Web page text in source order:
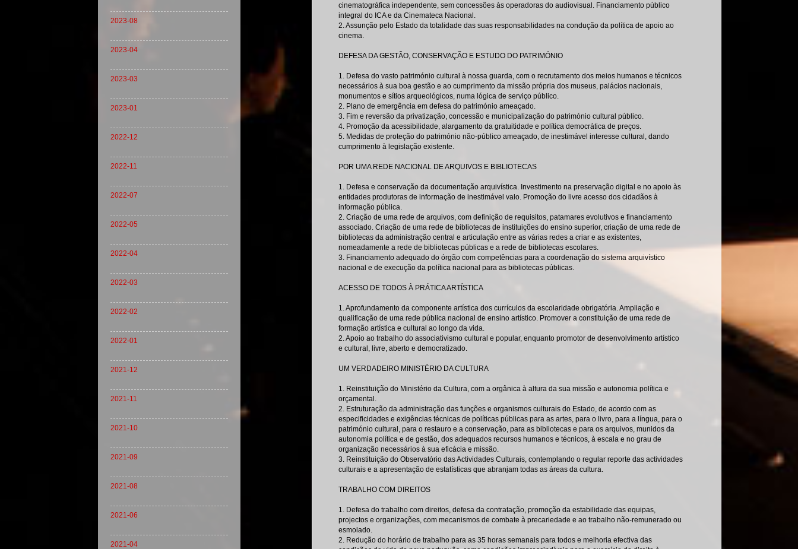
2023-08
2023-04
2023-03
2023-01
2022-12
2022-11
2022-07
2022-05
2022-04
2022-03
2022-02
2022-01
2021-12
2021-11
2021-10
2021-09
2021-08
2021-06
2021-04
cinematográfica independente, sem concessões às operadoras do audiovisual. Financiamento público
integral do ICA e da Cinemateca Nacional.
2. Assunção pelo Estado da totalidade das suas responsabilidades na condução da política de apoio ao
cinema.
DEFESA DA GESTÃO, CONSERVAÇÃO E ESTUDO DO PATRIMÓNIO
1. Defesa do vasto património cultural à nossa guarda, com o recrutamento dos meios humanos e técnicos
necessários à sua boa gestão e ao cumprimento da missão própria dos museus, palácios nacionais,
monumentos e sítios arqueológicos, numa lógica de serviço público.
2. Plano de emergência em defesa do património ameaçado.
3. Fim e reversão da privatização, concessão e municipalização do património cultural público.
4. Promoção da acessibilidade, alargamento da gratuitidade e política democrática de preços.
5. Medidas de proteção do património não-público ameaçado, de inestimável interesse cultural, dando
cumprimento à legislação existente.
POR UMA REDE NACIONAL DE ARQUIVOS E BIBLIOTECAS
1. Defesa e conservação da documentação arquivística. Investimento na preservação digital e no apoio às
entidades produtoras de informação de inestimável valo. Promoção do livre acesso dos cidadãos à
informação pública.
2. Criação de uma rede de arquivos, com definição de requisitos, patamares evolutivos e financiamento
associado. Criação de uma rede de bibliotecas de instituições do ensino superior, criação de uma rede de
bibliotecas da administração central e articulação entre as várias redes a criar e as existentes,
nomeadamente a rede de bibliotecas públicas e a rede de bibliotecas escolares.
3. Financiamento adequado do órgão com competências para a coordenação do sistema arquivístico
nacional e de execução da política nacional para as bibliotecas públicas.
ACESSO DE TODOS À PRÁTICA ARTÍSTICA
1. Aprofundamento da componente artística dos currículos da escolaridade obrigatória. Ampliação e
qualificação de uma rede pública nacional de ensino artístico. Promover a constituição de uma rede de
formação artística e cultural ao longo da vida.
2. Apoio ao trabalho do associativismo cultural e popular, enquanto promotor de desenvolvimento artístico
e cultural, livre, aberto e democratizado.
UM VERDADEIRO MINISTÉRIO DA CULTURA
1. Reinstituição do Ministério da Cultura, com a orgânica à altura da sua missão e autonomia política e
orçamental.
2. Estruturação da administração das funções e organismos culturais do Estado, de acordo com as
especificidades e exigências técnicas de políticas públicas para as artes, para o livro, para a língua, para o
património cultural, para o restauro e a conservação, para as bibliotecas e para os arquivos, munidos da
autonomia política e de gestão, dos adequados recursos humanos e técnicos, à escala e no grau de
organização necessários à sua eficácia e missão.
3. Reinstituição do Observatório das Actividades Culturais, contemplando o regular reporte das actividades
culturais e a apresentação de estatísticas que abranjam todas as áreas da cultura.
TRABALHO COM DIREITOS
1. Defesa do trabalho com direitos, defesa da contratação, promoção da estabilidade das equipas,
projectos e organizações, com mecanismos de combate à precariedade e ao trabalho não-remunerado ou
esmolado.
2. Redução do horário de trabalho para as 35 horas semanais para todos e melhoria efectiva das